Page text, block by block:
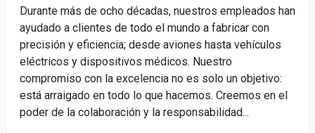
Durante más de ocho décadas, nuestros empleados han
ayudado a clientes de todo el mundo a fabricar con
precisión y eficiencia; desde aviones hasta vehículos
eléctricos y dispositivos médicos. Nuestro
compromiso con la excelencia no es solo un objetivo:
está arraigado en todo lo que hacemos. Creemos en el
poder de la colaboración y la responsabilidad...